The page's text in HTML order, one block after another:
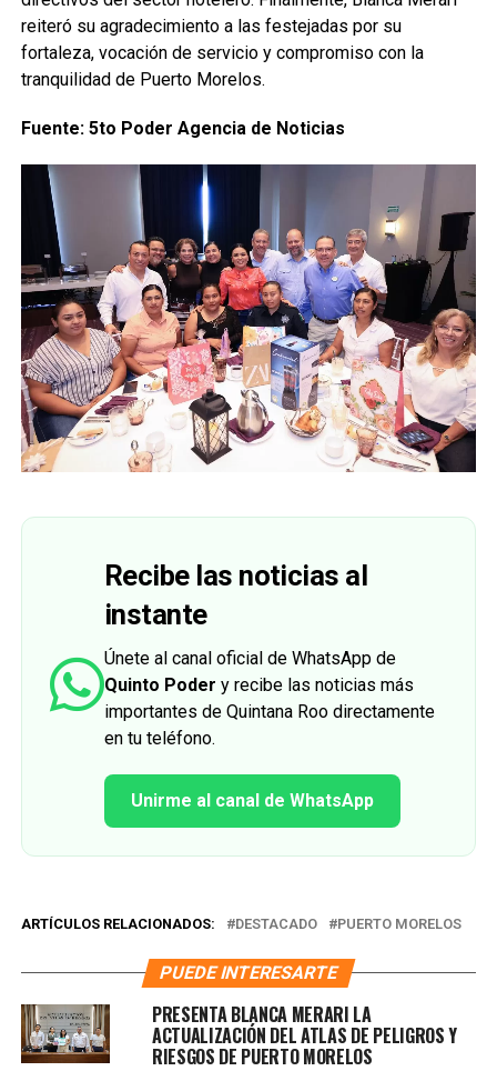
reiteró su agradecimiento a las festejadas por su
fortaleza, vocación de servicio y compromiso con la
tranquilidad de Puerto Morelos.
Fuente: 5to Poder Agencia de Noticias
Recibe las noticias al
instante
Únete al canal oficial de WhatsApp de
Quinto Poder y recibe las noticias más
importantes de Quintana Roo directamente
en tu teléfono.
Unirme al canal de WhatsApp
ARTÍCULOS RELACIONADOS: DESTACADO PUERTO MORELOS
PUEDE INTERESARTE
PRESENTA BLANCA MERARI LA
ACTUALIZACIÓN DEL ATLAS DE PELIGROS Y
RIESGOS DE PUERTO MORELOS